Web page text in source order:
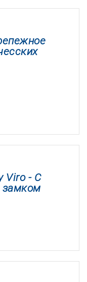
Viro - C
замком